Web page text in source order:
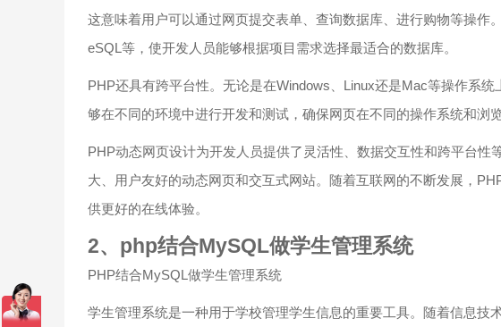
这意味着用户可以通过网页提交表单、查询数据库、进行购物等操作
eSQL等，使开发人员能够根据项目需求选择最适合的数据库。
PHP还具有跨平台性。无论是在Windows、Linux还是Mac等操作系
够在不同的环境中进行开发和测试，确保网页在不同的操作系统和浏
PHP动态网页设计为开发人员提供了灵活性、数据交互性和跨平台性
大、用户友好的动态网页和交互式网站。随着互联网的不断发展，
供更好的在线体验。
2、php结合MySQL做学生管理系统
PHP结合MySQL做学生管理系统
学生管理系统是一种用于学校管理学生信息的重要工具。随着信息技